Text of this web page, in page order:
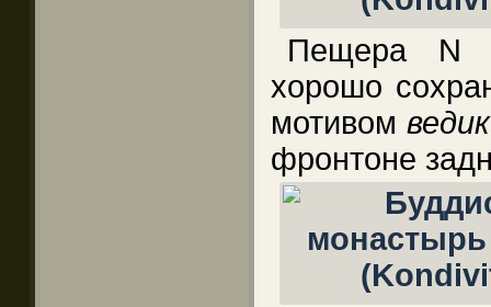
Пещера N
хорошо
мотивом
фронтоне